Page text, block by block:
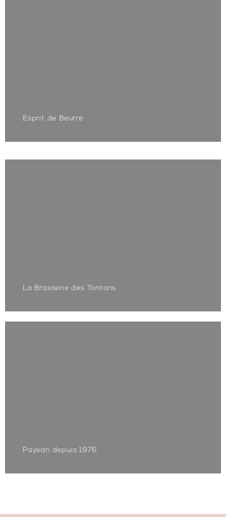
Esprit de Beurre
La Brasserie des Tontons
Paysan depuis 1976